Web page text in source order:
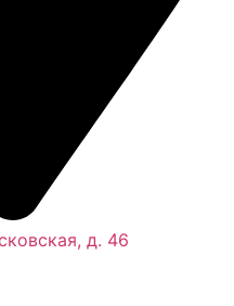
и
автомобиля
автомобиля Вольво
Volvo
систем автомобиля
д. 46